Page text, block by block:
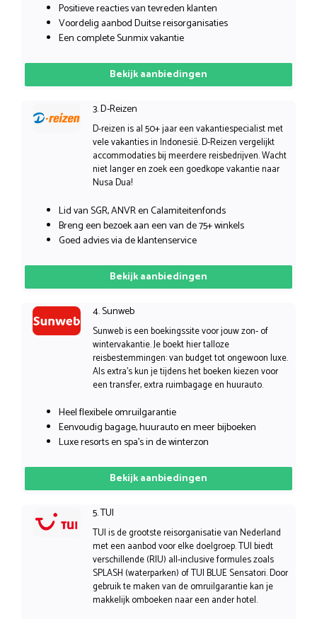
Positieve reacties van tevreden klanten
Voordelig aanbod Duitse reisorganisaties
Een complete Sunmix vakantie
Bekijk aanbiedingen
3. D-Reizen
D-reizen is al 50+ jaar een vakantiespecialist met
vele vakanties in Indonesië. D-Reizen vergelijkt
accommodaties bij meerdere reisbedrijven. Wacht
niet langer en zoek een goedkope vakantie naar
Nusa Dua!
Lid van SGR, ANVR en Calamiteitenfonds
Breng een bezoek aan een van de 75+ winkels
Goed advies via de klantenservice
Bekijk aanbiedingen
4. Sunweb
Sunweb is een boekingssite voor jouw zon- of
wintervakantie. Je boekt hier talloze
reisbestemmingen: van budget tot ongewoon luxe.
Als extra’s kun je tijdens het boeken kiezen voor
een transfer, extra ruimbagage en huurauto.
Heel flexibele omruilgarantie
Eenvoudig bagage, huurauto en meer bijboeken
Luxe resorts en spa’s in de winterzon
Bekijk aanbiedingen
5. TUI
TUI is de grootste reisorganisatie van Nederland
met een aanbod voor elke doelgroep. TUI biedt
verschillende (RIU) all-inclusive formules zoals
SPLASH (waterparken) of TUI BLUE Sensatori. Door
gebruik te maken van de omruilgarantie kan je
makkelijk omboeken naar een ander hotel.